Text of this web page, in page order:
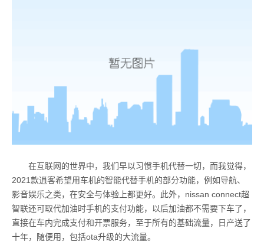
在互联网的世界中，我们早以习惯手机代替一切，而我觉得，
2021款逍客希望用车机的智能代替手机的部分功能，例如导航、
影音娱乐之类，在安全与体验上都更好。此外，nissan connect超
智联还可取代加油时手机的支付功能，以后加油都不需要下车了，
直接在车内完成支付和开票服务，至于所有的基础流量，日产送了
十年，随便用，包括ota升级的大流量。